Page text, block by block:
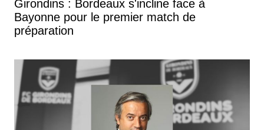
Girondins : Bordeaux s'incline face à
Bayonne pour le premier match de
préparation